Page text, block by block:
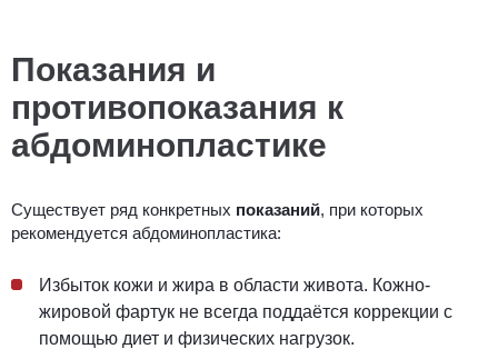
Показания и
противопоказания к
абдоминопластике
Существует ряд конкретных показаний, при которых
рекомендуется абдоминопластика:
Избыток кожи и жира в области живота. Кожно-
жировой фартук не всегда поддаётся коррекции с
помощью диет и физических нагрузок.